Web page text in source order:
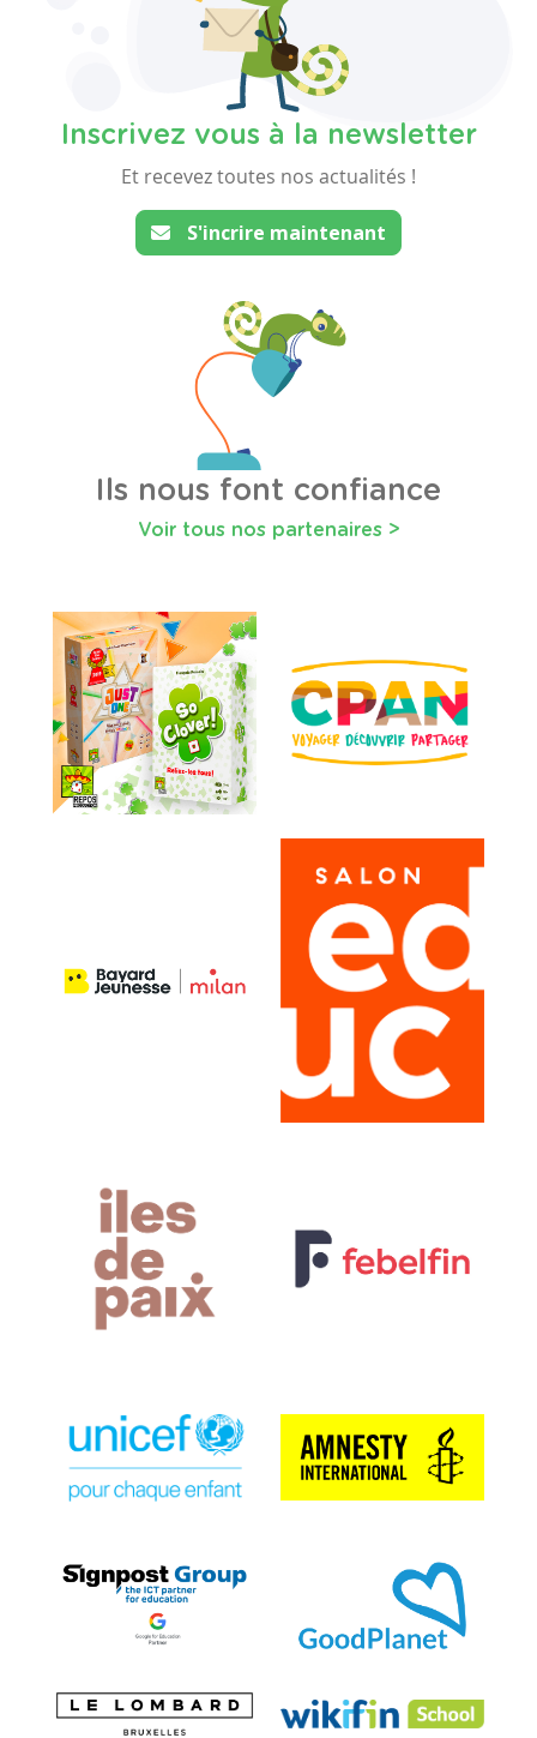
Inscrivez vous à la newsletter
Et recevez toutes nos actualités !
S'incrire maintenant
Ils nous font confiance
Voir tous nos partenaires >